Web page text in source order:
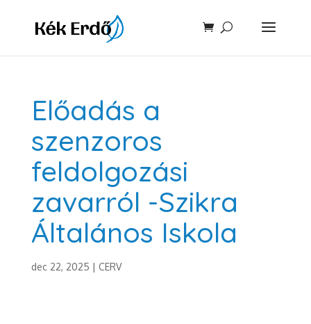
Előadás a
szenzoros
feldolgozási
zavarról -Szikra
Általános Iskola
dec 22, 2025 | CERV